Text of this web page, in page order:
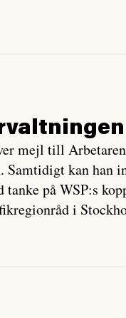
mejl till
Samtidigt kan han
tanke på WSP:s
i